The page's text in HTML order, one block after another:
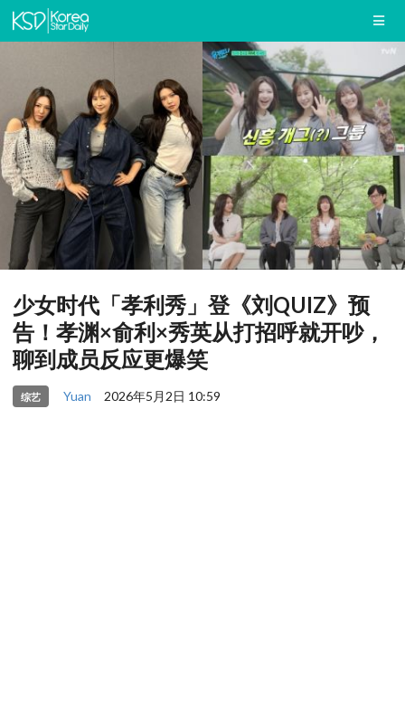
少女时代「孝利秀」登《刘QUIZ》预
告！孝渊×俞利×秀英从打招呼就开吵，
聊到成员反应更爆笑
综艺 Yuan 2026年5月2日 10:59